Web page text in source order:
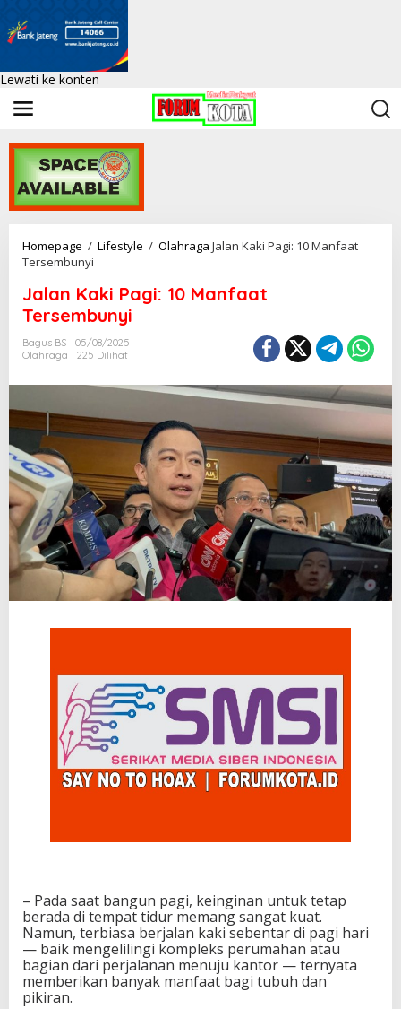
Lewati ke konten
Homepage / Lifestyle / Olahraga Jalan Kaki Pagi: 10 Manfaat
Tersembunyi
Jalan Kaki Pagi: 10 Manfaat
Tersembunyi
Bagus BS
05/08/2025
Olahraga
225 Dilihat
– Pada saat bangun pagi, keinginan untuk tetap
berada di tempat tidur memang sangat kuat.
Namun, terbiasa berjalan kaki sebentar di pagi hari
— baik mengelilingi kompleks perumahan atau
bagian dari perjalanan menuju kantor — ternyata
memberikan banyak manfaat bagi tubuh dan
pikiran.